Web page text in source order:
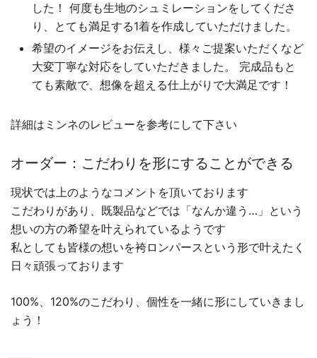
した！ 何度も生地のシュミレーションをしてくださ
り、とても満足する1着を作成していただけました。
希望のイメージをお伝えし、様々ご提案いただくなど
大変丁寧な対応をしていただきました。 完成品もと
ても素敵で、想像を超える仕上がりで大満足です！
詳細はミンネのレビューを参考にして下さい
オーダー：こだわりを形にすることができる
現状では上のようなコメントを頂いております
こだわりがあり、既製品などでは「なんか違う…」という
想いの方の希望を叶えられているようです
私としても皆様の想いを袴ロンパースという形で叶えたく
日々頑張っております
100%、120%のこだわり、個性を一緒に形にしていきまし
ょう！